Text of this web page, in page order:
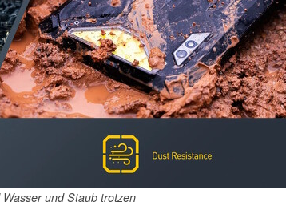
Wasser und Staub trotzen